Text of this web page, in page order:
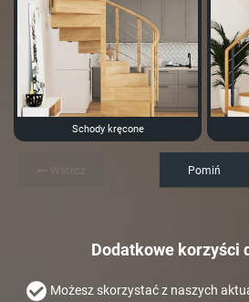
Schody kręcone
Pomiń
Dodatkowe korzyści
Możesz skorzystać z naszych